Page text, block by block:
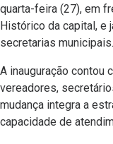
quarta-feira (27), em
Histórico da capital, e
secretarias municipais.
A inauguração contou
vereadores,
mudança integra a
capacidade de